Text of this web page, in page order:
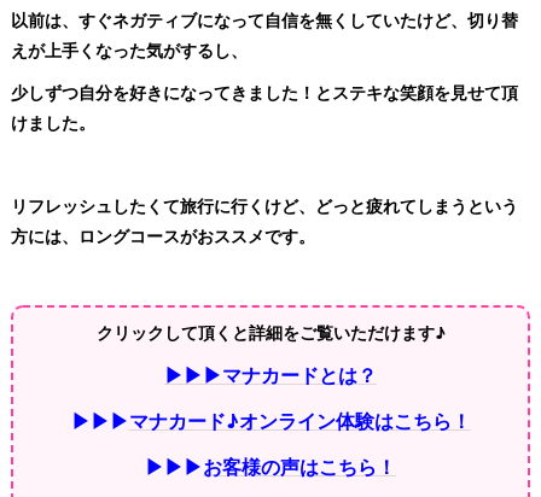
以前は、すぐネガティブになって自信を無くしていたけど、切り替
えが上手くなった気がするし、
少しずつ自分を好きになってきました！とステキな笑顔を見せて頂
けました。
リフレッシュしたくて旅行に行くけど、どっと疲れてしまうという
方には、ロングコースがおススメです。
クリックして頂くと詳細をご覧いただけます♪
▶▶▶マナカードとは？
▶▶▶マナカード♪オンライン体験はこちら！
▶▶▶お客様の声はこちら！